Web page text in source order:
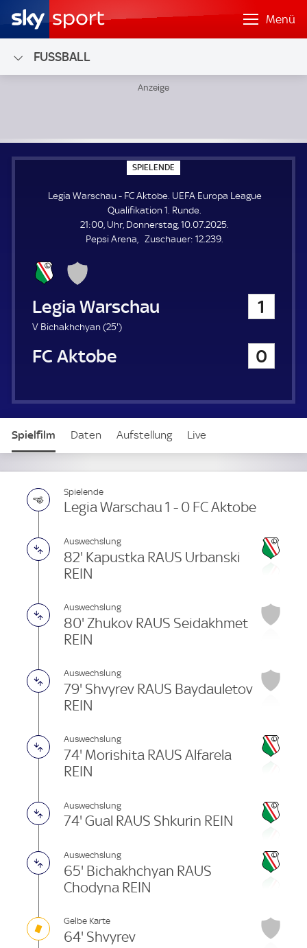
Menü
FUSSBALL
SPIELENDE
P
E
L
E
N
E
Legia Warschau - FC Aktobe. UEFA Europa League
Qualifikation 1. Runde.
21:00, Uhr, Donnerstag, 10.07.2025.
Pepsi Arena
Zuschauer: Z
12.239.
Legia Warschau 1
V Bichakhchyan (25'2
e
)
FC Aktobe 0
Spielfilm Daten Aufstellung Live
Spielende
Legia Warschau 1 - 0 FC Aktobe
Auswechslung
82' Kapustka RAUS Urbanski
REIN
Auswechslung
80' Zhukov RAUS Seidakhmet
REIN
Auswechslung
79' Shvyrev RAUS Baydauletov
REIN
Auswechslung
74' Morishita RAUS Alfarela
REIN
Auswechslung
74' Gual RAUS Shkurin REIN
Auswechslung
65' Bichakhchyan RAUS
Chodyna REIN
Gelbe Karte
64' Shvyrev